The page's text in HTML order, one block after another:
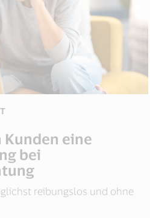
eine
bei
reibungslos und ohne